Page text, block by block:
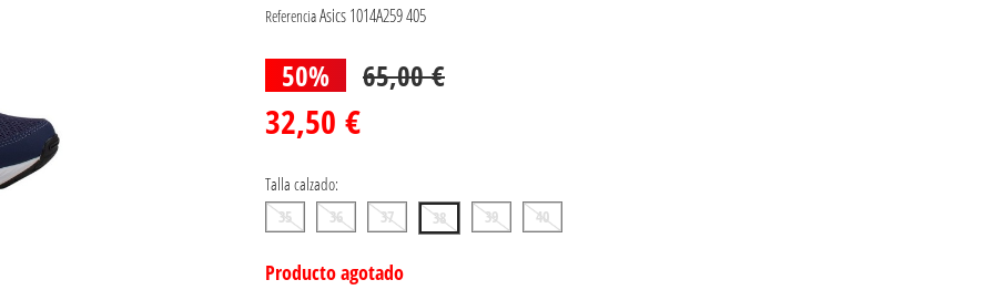
ReferenciaAsics 1014A259 405
50% 65,00 €
32,50 €
Talla calzado:
35 36 37 38 39 40
Producto agotado